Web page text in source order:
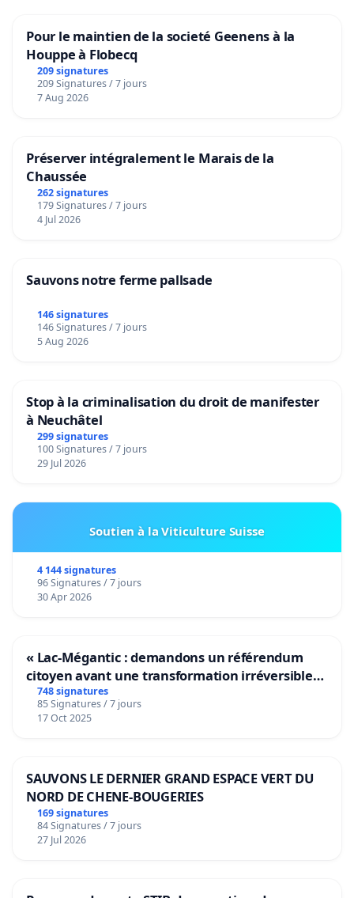
Pour le maintien de la societé Geenens à la
Houppe à Flobecq
209 signatures
209 Signatures / 7 jours
7 Aug 2026
Préserver intégralement le Marais de la
Chaussée
262 signatures
179 Signatures / 7 jours
4 Jul 2026
Sauvons notre ferme pallsade
146 signatures
146 Signatures / 7 jours
5 Aug 2026
Stop à la criminalisation du droit de manifester
à Neuchâtel
299 signatures
100 Signatures / 7 jours
29 Jul 2026
Soutien à la Viticulture Suisse
4 144 signatures
96 Signatures / 7 jours
30 Apr 2026
« Lac-Mégantic : demandons un référendum
citoyen avant une transformation irréversible
de notre territoire »
748 signatures
85 Signatures / 7 jours
17 Oct 2025
SAUVONS LE DERNIER GRAND ESPACE VERT DU
NORD DE CHENE-BOUGERIES
169 signatures
84 Signatures / 7 jours
27 Jul 2026